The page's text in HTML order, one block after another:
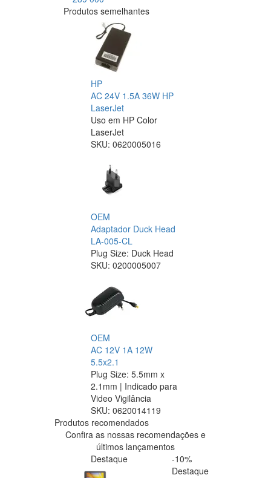
Produtos semelhantes
HP
AC 24V 1.5A 36W HP
LaserJet
Uso em HP Color
LaserJet
SKU: 0620005016
OEM
Adaptador Duck Head
LA-005-CL
Plug Size: Duck Head
SKU: 0200005007
OEM
AC 12V 1A 12W
5.5x2.1
Plug Size: 5.5mm x
2.1mm | Indicado para
Video Vigilância
SKU: 0620014119
Produtos recomendados
Confira as nossas recomendações e
últimos lançamentos
Destaque
-10%
Destaque